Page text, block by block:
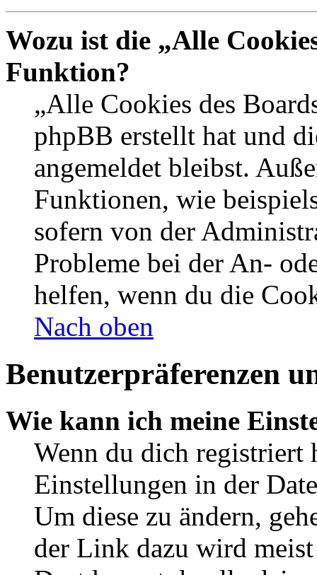
Wozu ist die „Alle
Funktion?
„Alle Cookies des
phpBB erstellt hat und
angemeldet bleibst.
Funktionen, wie
sofern von der
Probleme bei der An-
helfen, wenn du die
Nach oben
Benutzerpräferenzen
Wie kann ich meine
Wenn du dich registriert
Einstellungen in der
Um diese zu ändern,
der Link dazu wird